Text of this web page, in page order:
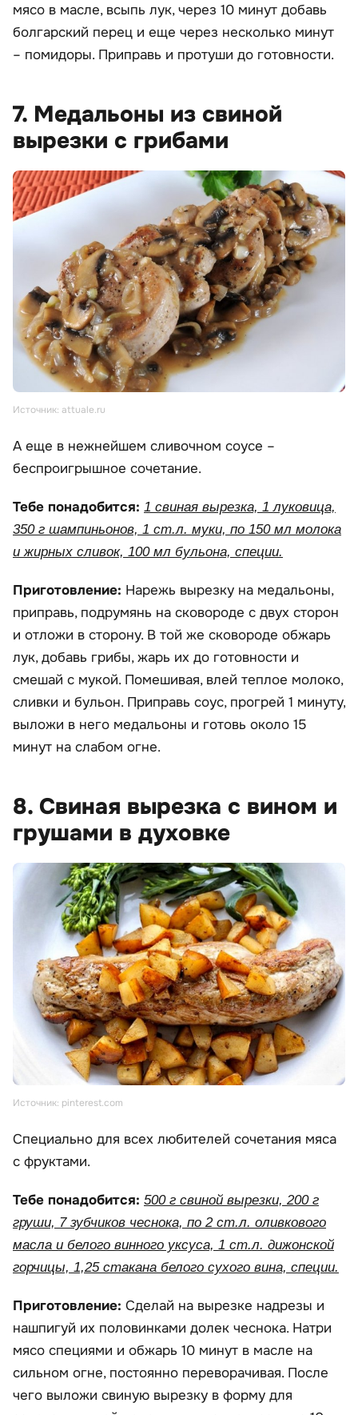
мясо в масле, всыпь лук, через 10 минут добавь
болгарский перец и еще через несколько минут
– помидоры. Приправь и протуши до готовности.
7. Медальоны из свиной
вырезки с грибами
Источник: attuale.ru
А еще в нежнейшем сливочном соусе –
беспроигрышное сочетание.
Тебе понадобится: 1 свиная вырезка, 1 луковица,
350 г шампиньонов, 1 ст.л. муки, по 150 мл молока
и жирных сливок, 100 мл бульона, специи.
Приготовление: Нарежь вырезку на медальоны,
приправь, подрумянь на сковороде с двух сторон
и отложи в сторону. В той же сковороде обжарь
лук, добавь грибы, жарь их до готовности и
смешай с мукой. Помешивая, влей теплое молоко,
сливки и бульон. Приправь соус, прогрей 1 минуту,
выложи в него медальоны и готовь около 15
минут на слабом огне.
8. Свиная вырезка с вином и
грушами в духовке
Источник: pinterest.com
Специально для всех любителей сочетания мяса
с фруктами.
Тебе понадобится: 500 г свиной вырезки, 200 г
груши, 7 зубчиков чеснока, по 2 ст.л. оливкового
масла и белого винного уксуса, 1 ст.л. дижонской
горчицы, 1,25 стакана белого сухого вина, специи.
Приготовление: Сделай на вырезке надрезы и
нашпигуй их половинками долек чеснока. Натри
мясо специями и обжарь 10 минут в масле на
сильном огне, постоянно переворачивая. После
чего выложи свиную вырезку в форму для